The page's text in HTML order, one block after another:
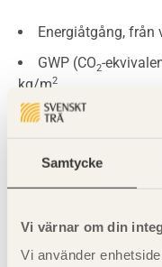
Samtycke
Vi värnar om din
Vi använder
Energiåtgång,
GWP (CO2-
kg/m2
GWP (CO
-
LCA-resultaten för
Energiåtgång,